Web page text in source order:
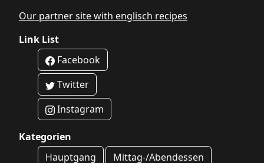
Our partner site with englisch recipes
Link List
Facebook
Twitter
Instagram
Kategorien
Hauptgang
Mittag-/Abendessen